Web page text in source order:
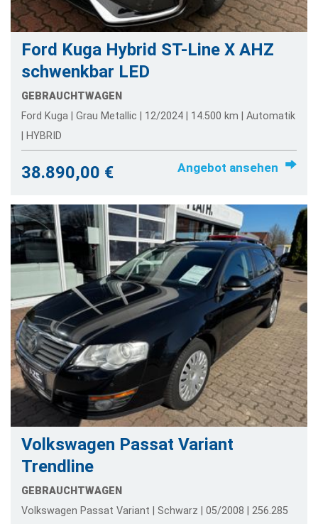
Ford Kuga Hybrid ST-Line X AHZ
schwenkbar LED
GEBRAUCHTWAGEN
Ford Kuga | Grau Metallic | 12/2024 | 14.500 km | Automatik
| HYBRID
38.890,00 € Angebot ansehen
Volkswagen Passat Variant
Trendline
GEBRAUCHTWAGEN
Volkswagen Passat Variant | Schwarz | 05/2008 | 256.285